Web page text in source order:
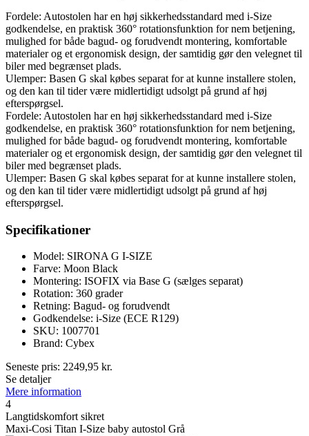
Fordele: Autostolen har en høj sikkerhedsstandard med i-Size
godkendelse, en praktisk 360° rotationsfunktion for nem betjening,
mulighed for både bagud- og forudvendt montering, komfortable
materialer og et ergonomisk design, der samtidig gør den velegnet til
biler med begrænset plads.
Ulemper: Basen G skal købes separat for at kunne installere stolen,
og den kan til tider være midlertidigt udsolgt på grund af høj
efterspørgsel.
Fordele: Autostolen har en høj sikkerhedsstandard med i-Size
godkendelse, en praktisk 360° rotationsfunktion for nem betjening,
mulighed for både bagud- og forudvendt montering, komfortable
materialer og et ergonomisk design, der samtidig gør den velegnet til
biler med begrænset plads.
Ulemper: Basen G skal købes separat for at kunne installere stolen,
og den kan til tider være midlertidigt udsolgt på grund af høj
efterspørgsel.
Specifikationer
Model: SIRONA G I-SIZE
Farve: Moon Black
Montering: ISOFIX via Base G (sælges separat)
Rotation: 360 grader
Retning: Bagud- og forudvendt
Godkendelse: i-Size (ECE R129)
SKU: 1007701
Brand: Cybex
Seneste pris: 2249,95 kr.
Se detaljer
Mere information
4
Langtidskomfort sikret
Maxi-Cosi Titan I-Size baby autostol Grå